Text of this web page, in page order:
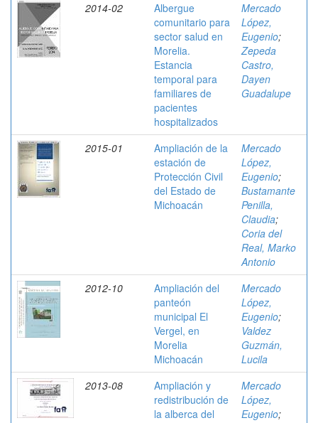
2014-02
Albergue
comunitario para
sector salud en
Morelia.
Estancia
temporal para
familiares de
pacientes
hospitalizados
Mercado
López,
Eugenio;
Zepeda
Castro,
Dayen
Guadalupe
2015-01
Ampliación de la
estación de
Protección Civil
del Estado de
Michoacán
Mercado
López,
Eugenio;
Bustamante
Penilla,
Claudia;
Coria del
Real, Marko
Antonio
2012-10
Ampliación del
panteón
municipal El
Vergel, en
Morelia
Michoacán
Mercado
López,
Eugenio;
Valdez
Guzmán,
Lucila
2013-08
Ampliación y
redistribución de
la alberca del
Mercado
López,
Eugenio;